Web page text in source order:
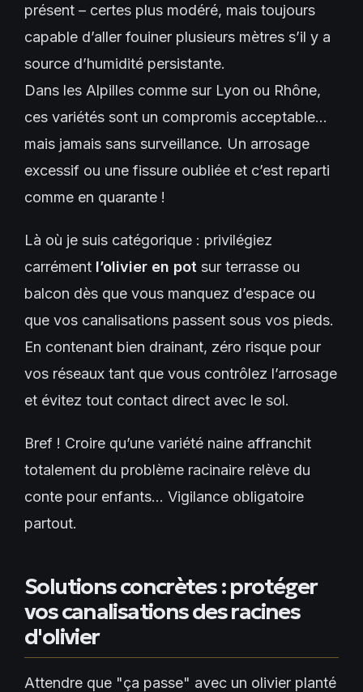
présent – certes plus modéré, mais toujours
capable d’aller fouiner plusieurs mètres s’il y a
source d’humidité persistante.
Dans les Alpilles comme sur Lyon ou Rhône,
ces variétés sont un compromis acceptable…
mais jamais sans surveillance. Un arrosage
excessif ou une fissure oubliée et c’est reparti
comme en quarante !
Là où je suis catégorique : privilégiez
carrément l’olivier en pot sur terrasse ou
balcon dès que vous manquez d’espace ou
que vos canalisations passent sous vos pieds.
En contenant bien drainant, zéro risque pour
vos réseaux tant que vous contrôlez l’arrosage
et évitez tout contact direct avec le sol.
Bref ! Croire qu’une variété naine affranchit
totalement du problème racinaire relève du
conte pour enfants... Vigilance obligatoire
partout.
Solutions concrètes : protéger
vos canalisations des racines
d'olivier
Attendre que "ça passe" avec un olivier planté